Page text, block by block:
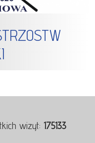
wizyt: 175133